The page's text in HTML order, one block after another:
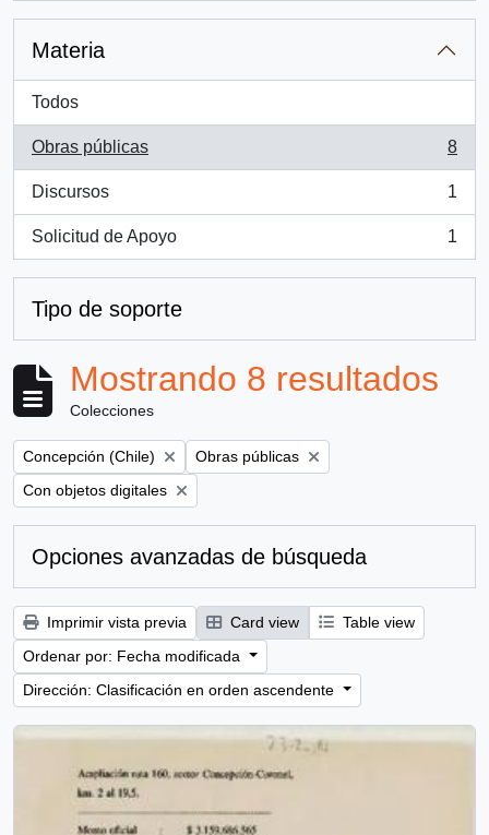
Materia
Todos
Obras públicas
, 8 resultados
8
Discursos
, 1 resultados
1
Solicitud de Apoyo
, 1 resultados
1
Tipo de soporte
Mostrando 8 resultados
Colecciones
Remove filter:
Concepción (Chile) Remove filter:
Obras públicas
Remove filter:
Con objetos digitales
Opciones avanzadas de búsqueda
Imprimir vista previa Card view
Table view
Ordenar por: Fecha modificada
Dirección: Clasificación en orden ascendente